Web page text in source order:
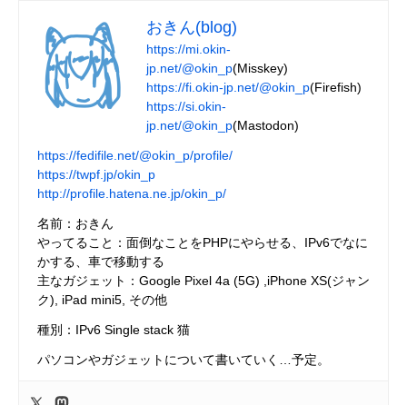
おきん(blog)
https://mi.okin-
jp.net/@okin_p(Misskey)
https://fi.okin-jp.net/@okin_p(Firefish)
https://si.okin-
jp.net/@okin_p(Mastodon)
https://fedifile.net/@okin_p/profile/
https://twpf.jp/okin_p
http://profile.hatena.ne.jp/okin_p/
名前：おきん
やってること：面倒なことをPHPにやらせる、IPv6でなに
かする、車で移動する
主なガジェット：Google Pixel 4a (5G) ,iPhone XS(ジャン
ク), iPad mini5, その他
種別：IPv6 Single stack 猫
パソコンやガジェットについて書いていく…予定。